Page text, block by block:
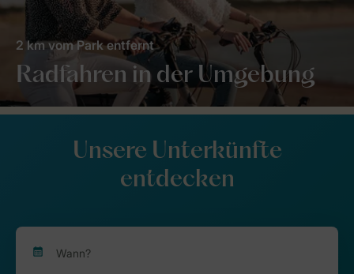
Radfahren in der Umgebung
2 km vom Park entfernt
Unsere Unterkünfte
entdecken